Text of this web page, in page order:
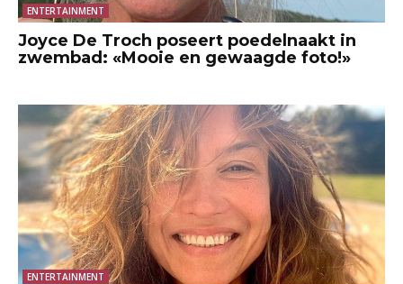
ENTERTAINMENT
Joyce De Troch poseert poedelnaakt in
zwembad: «Mooie en gewaagde foto!»
ENTERTAINMENT